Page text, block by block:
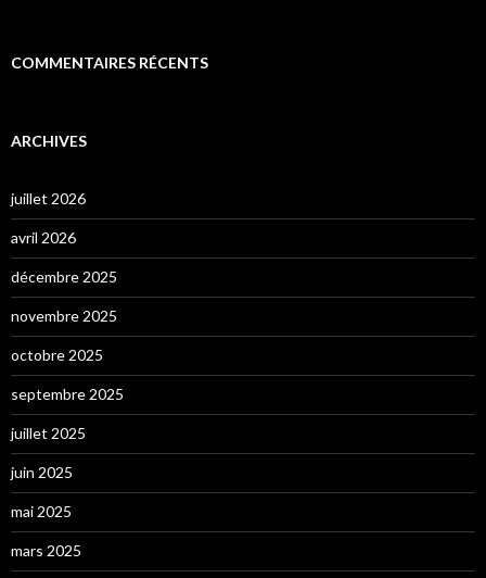
COMMENTAIRES RÉCENTS
ARCHIVES
juillet 2026
avril 2026
décembre 2025
novembre 2025
octobre 2025
septembre 2025
juillet 2025
juin 2025
mai 2025
mars 2025